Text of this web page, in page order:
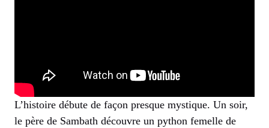
L’histoire débute de façon presque mystique. Un soir,
le père de Sambath découvre un python femelle de